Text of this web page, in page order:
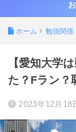
ホーム 勉強関係
【愛知大学
た？Fラン？
2023年12月18